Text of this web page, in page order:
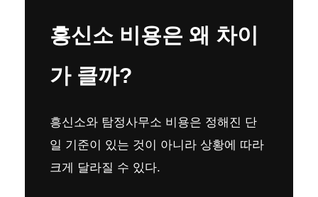
흥신소 비용은 왜 차이
가 클까?
흥신소와 탐정사무소 비용은 정해진 단
일 기준이 있는 것이 아니라 상황에 따라
크게 달라질 수 있다.